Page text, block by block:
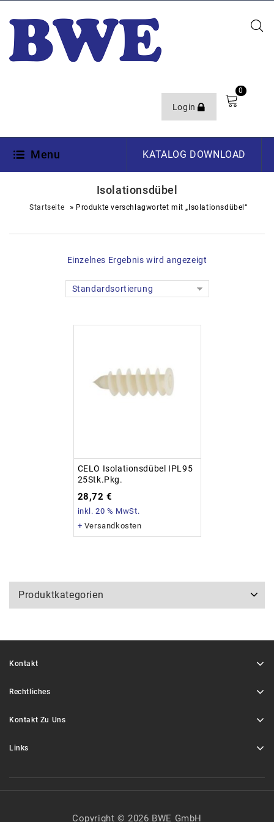
Login
0
Menu KATALOG DOWNLOAD
Isolationsdübel
Startseite » Produkte verschlagwortet mit „Isolationsdübel“
Einzelnes Ergebnis wird angezeigt
Standardsortierung
CELO Isolationsdübel IPL95
25Stk.Pkg.
28,72€
inkl. 20 % MwSt.
+ Versandkosten
Produktkategorien
Kontakt
Rechtliches
Kontakt Zu Uns
Links
Copyright © 2026 BWE GmbH